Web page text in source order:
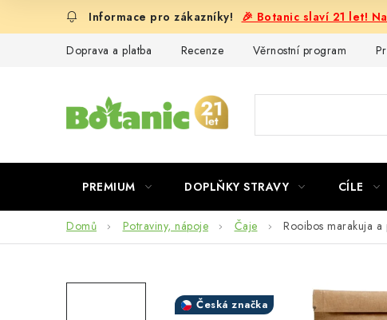
🎉 Botanic slaví 21 let!
Doprava a platba Recenze Věrnostní program
PREMIUM DOPLŇKY STRAVY CÍLE
Domů Potraviny, nápoje Čaje Rooibos marakuja
Česká značka